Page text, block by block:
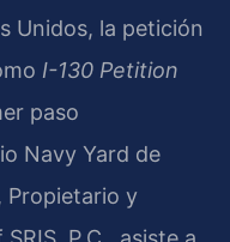
Unidos, la petición
I-130 Petition
paso
Navy Yard de
Propietario y